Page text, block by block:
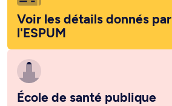
Voir les détails donnés par
l'ESPUM
École de santé publique